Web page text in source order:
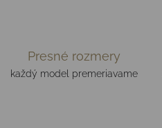
Presné rozmery
každý model premeriavame